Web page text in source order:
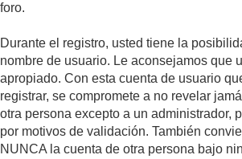
foro.
Durante el registro, usted tiene la
nombre de usuario. Le aconsejamos que
apropiado. Con esta cuenta de usuario
registrar, se compromete a no revelar
otra persona excepto a un administrador,
por motivos de validación. También
NUNCA la cuenta de otra persona bajo